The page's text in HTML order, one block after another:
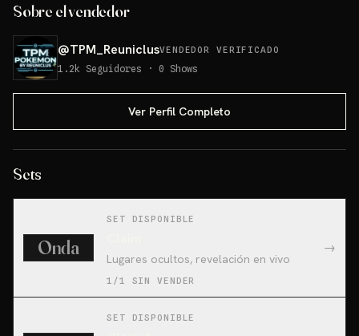
Sobre el vendedor
@TPM_ReuniclusVENDEDOR VERIFICADO
1.2k Seguidores · 0 Shows
Ver Perfil Completo
Sets
Onda
SET DISPONIBLE
Lugares ocultos, revelación en vivo
1/1 SIN VENDER
→
SET DISPONIBLE